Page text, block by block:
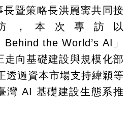
暨策略長洪麗寗共同接
，本次專訪以
the World’s AI」
向基礎建設與規模化部
透過資本市場支持緯穎等
灣 AI 基礎建設生態系推